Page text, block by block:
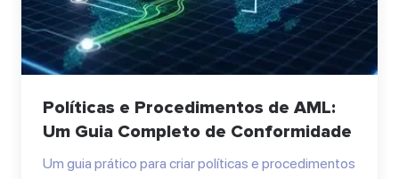
Políticas e Procedimentos de AML:
Um Guia Completo de Conformidade
Um guia prático para criar políticas e procedimentos